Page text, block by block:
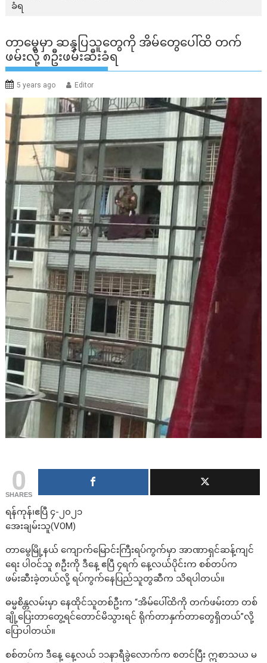
ခံရ
တာမွေမှာ ဆန္ဒပြသူတွေကို အိမ်တွေပေါ်ထိ တက်
ဖမ်းလို့ ၈ဦးဖမ်းဆီးခံရ
5 years ago Editor
0
SHARES
ရန်ကုန်၊ဧပြီ ၄-၂၀၂၁
အေးချမ်းသူ(VOM)
တာမွေမြို့နယ် ကျောက်မြောင်းကြီးရပ်ကွက်မှာ အာဏာရှင်ဆန့်ကျင်
ရေး ပါဝင်သူ ၈ဦးကို ဒီနေ့ ဧပြီ ၄ရက် နေ့လယ်ပိုင်းက စစ်တပ်က
ဖမ်းဆီးခဲ့တယ်လို့ ရပ်ကွက်နေပြည်သူတွဆီက သိရပါတယ်။
ဓမ္မစိန္တလမ်းမှာ နေထိုင်သူတစ်ဦးက “အိမ်ပေါ်ထိကို တက်ဖမ်းတာ တစ်
ချို့ပြေးတာတွေ့ရင်တောင်မိသွားရင် ရိုက်တာနှက်တာတွေရှိတယ်”လို့
ပြောပါတယ်။
စစ်တပ်က ဒီနေ့ နေ့လယ် ၁၁နာရီခွဲလောက်က စတင်ပြီး ဣစာသယ မ